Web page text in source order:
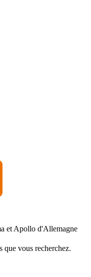
et Apollo d'Allemagne
que vous recherchez.